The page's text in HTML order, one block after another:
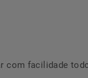
com facilidade